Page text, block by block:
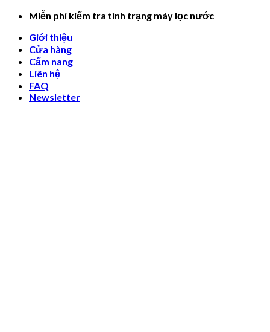
Skip
content
Miễn phí kiểm tra tình trạng máy lọc nước
Giới thiệu
Cửa hàng
Cẩm nang
Liên hệ
FAQ
Newsletter